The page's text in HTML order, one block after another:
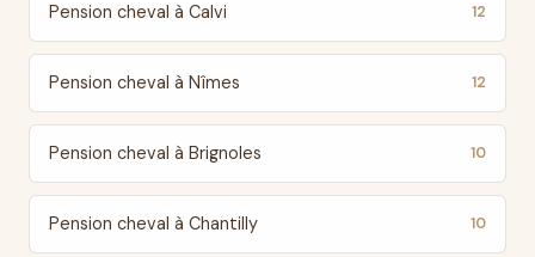
Pension cheval à Calvi 12
Pension cheval à Nîmes 12
Pension cheval à Brignoles 10
Pension cheval à Chantilly 10